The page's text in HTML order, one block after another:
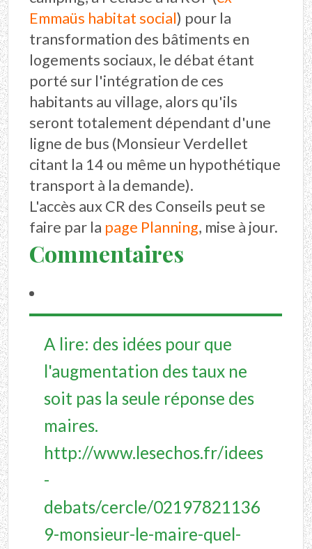
Emmaüs habitat social) pour la
transformation des bâtiments en
logements sociaux, le débat étant
porté sur l'intégration de ces
habitants au village, alors qu'ils
seront totalement dépendant d'une
ligne de bus (Monsieur Verdellet
citant la 14 ou même un hypothétique
transport à la demande).
L'accès aux CR des Conseils peut se
faire par la page Planning, mise à jour.
Commentaires
A lire: des idées pour que
l'augmentation des taux ne
soit pas la seule réponse des
maires.
http://www.lesechos.fr/idees
-
debats/cercle/02197821136
9-monsieur-le-maire-quel-